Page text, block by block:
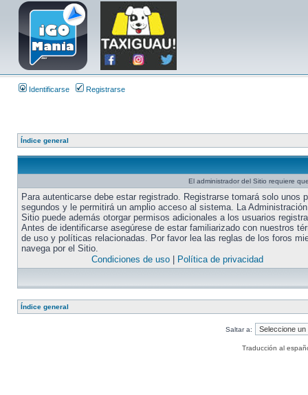
Identificarse Registrarse
Índice general
El administrador del Sitio requiere
Para autenticarse debe estar registrado. Registrarse tomará solo unos
segundos y le permitirá un amplio acceso al sistema. La
Sitio puede además otorgar permisos adicionales a los usuarios
Antes de identificarse asegúrese de estar familiarizado con nuestros
de uso y políticas relacionadas. Por favor lea las reglas de los foros
navega por el Sitio.
Condiciones de uso| Política de privacidad
Índice general
Saltar a:
Traducción al